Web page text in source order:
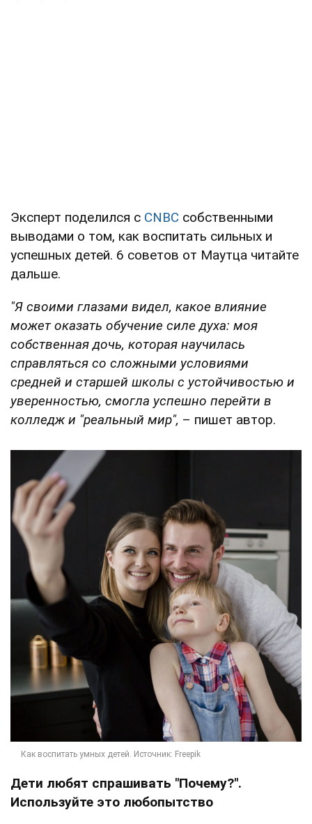
Эксперт поделился с CNBC собственными
выводами о том, как воспитать сильных и
успешных детей. 6 советов от Маутца читайте
дальше.
"Я своими глазами видел, какое влияние
может оказать обучение силе духа: моя
собственная дочь, которая научилась
справляться со сложными условиями
средней и старшей школы с устойчивостью и
уверенностью, смогла успешно перейти в
колледж и "реальный мир", – пишет автор.
Дети любят спрашивать "Почему?".
Используйте это любопытство